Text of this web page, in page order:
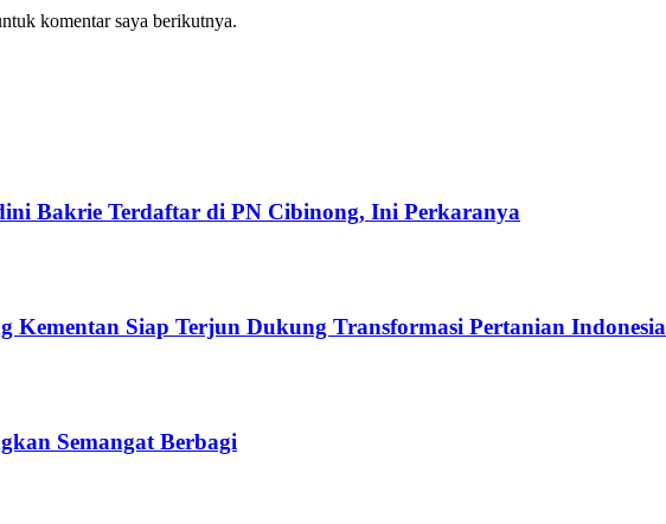
komentar saya berikutnya.
Bakrie Terdaftar di PN Cibinong, Ini Perkaranya
Siap Terjun Dukung Transformasi Pertanian Indonesia
Semangat Berbagi